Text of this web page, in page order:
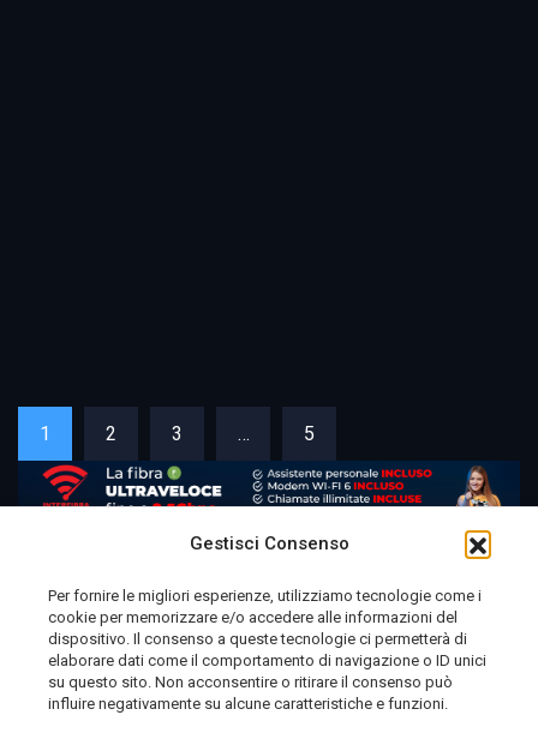
Gestisci Consenso
Per fornire le migliori esperienze, utilizziamo tecnologie come i
cookie per memorizzare e/o accedere alle informazioni del
dispositivo. Il consenso a queste tecnologie ci permetterà di
elaborare dati come il comportamento di navigazione o ID unici
su questo sito. Non acconsentire o ritirare il consenso può
influire negativamente su alcune caratteristiche e funzioni.
1 2 3 … 5
Telemolise - reg. Tribunale di Campobasso n. 133 del
10/08/1982 - Direttore Responsabile:MANUELA
PETESCIA